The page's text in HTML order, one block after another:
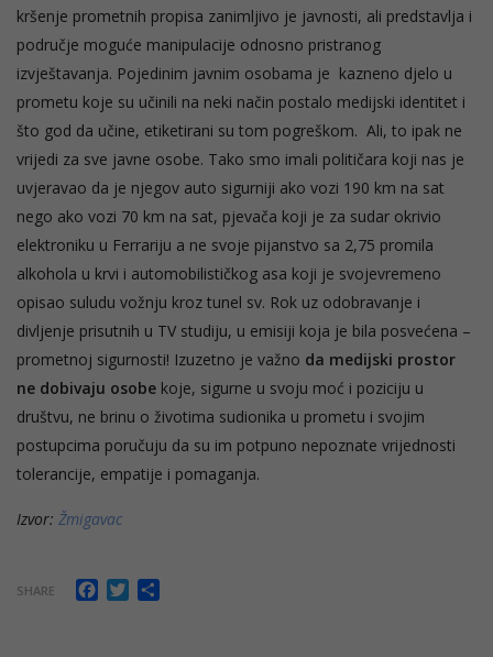
kršenje prometnih propisa zanimljivo je javnosti, ali predstavlja i
područje moguće manipulacije odnosno pristranog
izvještavanja. Pojedinim javnim osobama je kazneno djelo u
prometu koje su učinili na neki način postalo medijski identitet i
što god da učine, etiketirani su tom pogreškom. Ali, to ipak ne
vrijedi za sve javne osobe. Tako smo imali političara koji nas je
uvjeravao da je njegov auto sigurniji ako vozi 190 km na sat
nego ako vozi 70 km na sat, pjevača koji je za sudar okrivio
elektroniku u Ferrariju a ne svoje pijanstvo sa 2,75 promila
alkohola u krvi i automobilističkog asa koji je svojevremeno
opisao suludu vožnju kroz tunel sv. Rok uz odobravanje i
divljenje prisutnih u TV studiju, u emisiji koja je bila posvećena –
prometnoj sigurnosti! Izuzetno je važno da medijski prostor
ne dobivaju osobe koje, sigurne u svoju moć i poziciju u
društvu, ne brinu o životima sudionika u prometu i svojim
postupcima poručuju da su im potpuno nepoznate vrijednosti
tolerancije, empatije i pomaganja.
Izvor: Žmigavac
SHARE Facebook
Twitter